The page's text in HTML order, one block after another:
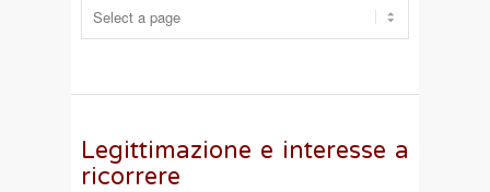
Legittimazione e interesse a
ricorrere